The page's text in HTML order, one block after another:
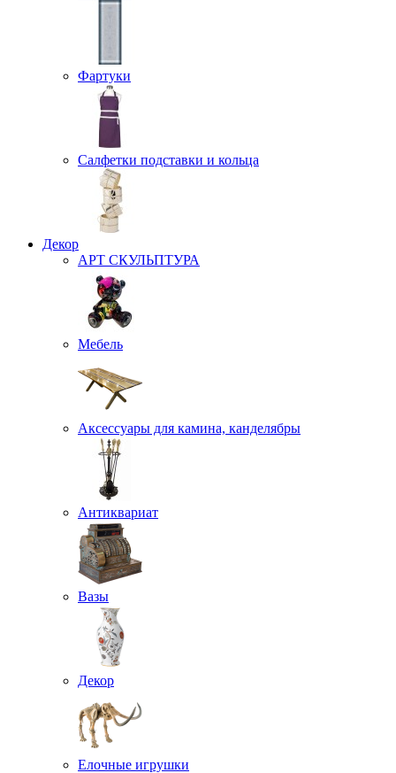
Фартуки
Салфетки подставки и кольца
Декор
АРТ СКУЛЬПТУРА
Мебель
Аксессуары для камина, канделябры
Антиквариат
Вазы
Декор
Елочные игрушки